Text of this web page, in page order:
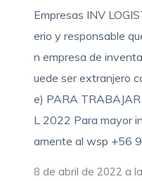
Empresas INV
erio y responsable
n empresa de
uede ser extranjero
e) PARA
L 2022 Para mayor
amente al wsp +56
8 de abril de 2022 a